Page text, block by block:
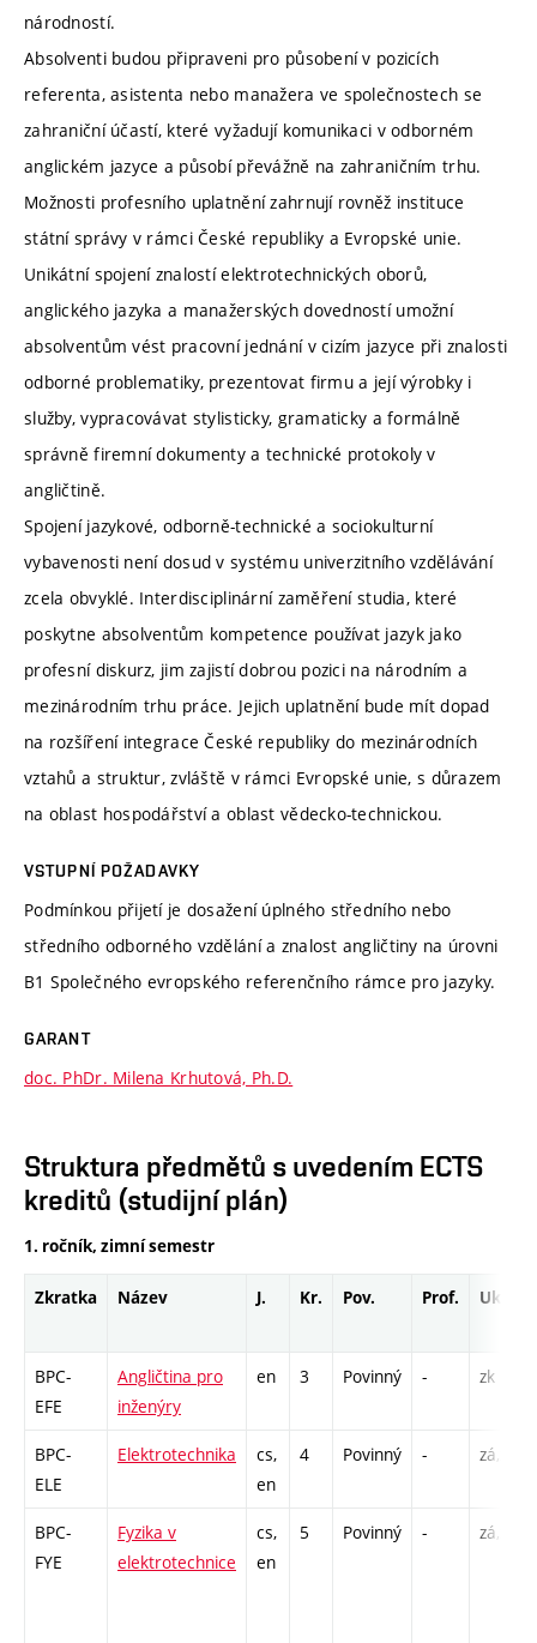
národností.
Absolventi budou připraveni pro působení v pozicích
referenta, asistenta nebo manažera ve společnostech se
zahraniční účastí, které vyžadují komunikaci v odborném
anglickém jazyce a působí převážně na zahraničním trhu.
Možnosti profesního uplatnění zahrnují rovněž instituce
státní správy v rámci České republiky a Evropské unie.
Unikátní spojení znalostí elektrotechnických oborů,
anglického jazyka a manažerských dovedností umožní
absolventům vést pracovní jednání v cizím jazyce při znalosti
odborné problematiky, prezentovat firmu a její výrobky i
služby, vypracovávat stylisticky, gramaticky a formálně
správně firemní dokumenty a technické protokoly v
angličtině.
Spojení jazykové, odborně-technické a sociokulturní
vybavenosti není dosud v systému univerzitního vzdělávání
zcela obvyklé. Interdisciplinární zaměření studia, které
poskytne absolventům kompetence používat jazyk jako
profesní diskurz, jim zajistí dobrou pozici na národním a
mezinárodním trhu práce. Jejich uplatnění bude mít dopad
na rozšíření integrace České republiky do mezinárodních
vztahů a struktur, zvláště v rámci Evropské unie, s důrazem
na oblast hospodářství a oblast vědecko-technickou.
VSTUPNÍ POŽADAVKY
Podmínkou přijetí je dosažení úplného středního nebo
středního odborného vzdělání a znalost angličtiny na úrovni
B1 Společného evropského referenčního rámce pro jazyky.
GARANT
doc. PhDr. Milena Krhutová, Ph.D.
Struktura předmětů s uvedením ECTS
kreditů (studijní plán)
1. ročník, zimní semestr
Zkratka Název J. Kr. Pov. Prof. Uk.
BPC-
EFE
Angličtina pro
inženýry
en 3 Povinný - zk
BPC-
ELE
Elektrotechnika
cs,
en
4 Povinný - zá,zk
BPC-
FYE
Fyzika v
elektrotechnice
cs,
en
5 Povinný - zá,zk